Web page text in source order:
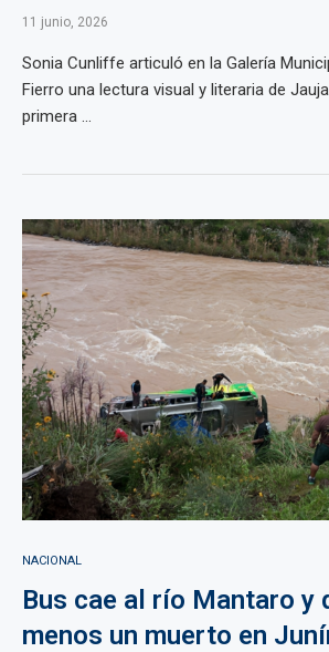
11 junio, 2026
Sonia Cunliffe articuló en la Galería
Fierro una lectura visual y literaria de
primera ...
NACIONAL
Bus cae al río Mantaro y
menos un muerto en